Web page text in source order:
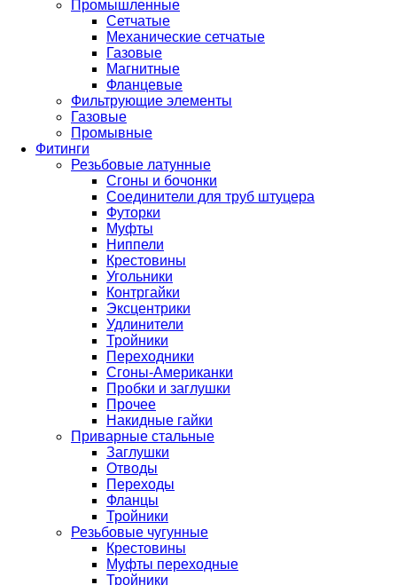
Промышленные
Сетчатые
Механические сетчатые
Газовые
Магнитные
Фланцевые
Фильтрующие элементы
Газовые
Промывные
Фитинги
Резьбовые латунные
Сгоны и бочонки
Соединители для труб штуцера
Футорки
Муфты
Ниппели
Крестовины
Угольники
Контргайки
Эксцентрики
Удлинители
Тройники
Переходники
Сгоны-Американки
Пробки и заглушки
Прочее
Накидные гайки
Приварные стальные
Заглушки
Отводы
Переходы
Фланцы
Тройники
Резьбовые чугунные
Крестовины
Муфты переходные
Тройники